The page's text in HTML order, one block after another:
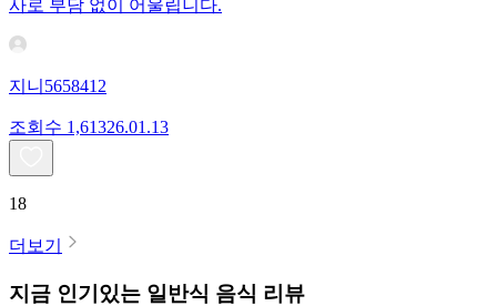
사로 부담 없이 어울립니다.
지니5658412
조회수 1,61326.01.13
18
더보기
지금 인기있는 일반식 음식 리뷰